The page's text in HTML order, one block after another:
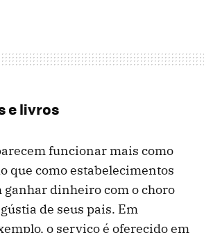
e livros
funcionar mais como
que como estabelecimentos
ganhar dinheiro com o choro
de seus pais. Em
o serviço é oferecido em